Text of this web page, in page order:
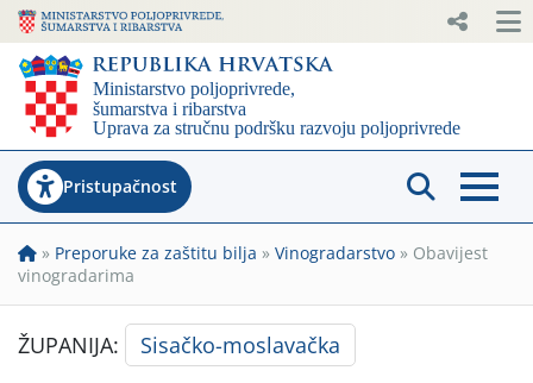
Pristupačnost
» Preporuke za zaštitu bilja » Vinogradarstvo » Obavijest
vinogradarima
ŽUPANIJA: Sisačko-moslavačka